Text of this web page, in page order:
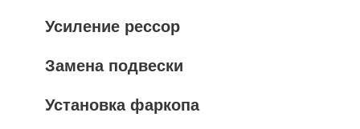
Усиление рессор
Замена подвески
Установка фаркопа